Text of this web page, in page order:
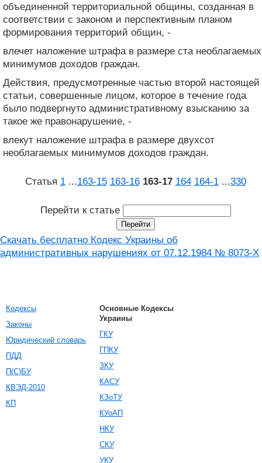
объединенной территориальной общины, созданная в
соответствии с законом и перспективным планом
формирования территорий общин, -
влечет наложение штрафа в размере ста необлагаемых
минимумов доходов граждан.
Действия, предусмотренные частью второй настоящей
статьи, совершенные лицом, которое в течение года
было подвергнуто административному взысканию за
такое же правонарушение, -
влекут наложение штрафа в размере двухсот
необлагаемых минимумов доходов граждан.
Статья 1 ...163‑15 163‑16 163‑17 164 164‑1 ...330
Перейти к статье
Скачать бесплатно Кодекс Украины об
административных нарушениях от 07.12.1984 № 8073-X
Кодексы
Законы
Юридический словарь
ПДД
П(С)БУ
КВЭД-2010
КП
Основные Кодексы
Украины
ГКУ
ГПКУ
ЗКУ
КАСУ
КЗоТУ
КУоАП
НКУ
СКУ
УКУ